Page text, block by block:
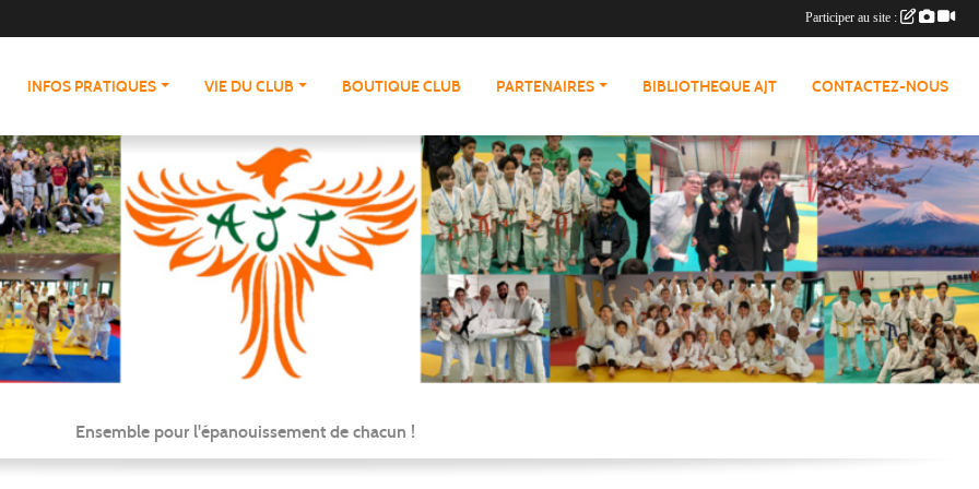
INFOS PRATIQUES VIE DU CLUB BOUTIQUE CLUB PARTENAIRES BIBLIOTHEQUE AJT CONTACTEZ-NOUS
Ensemble pour l'épanouissement de chacun !
Participer au site :